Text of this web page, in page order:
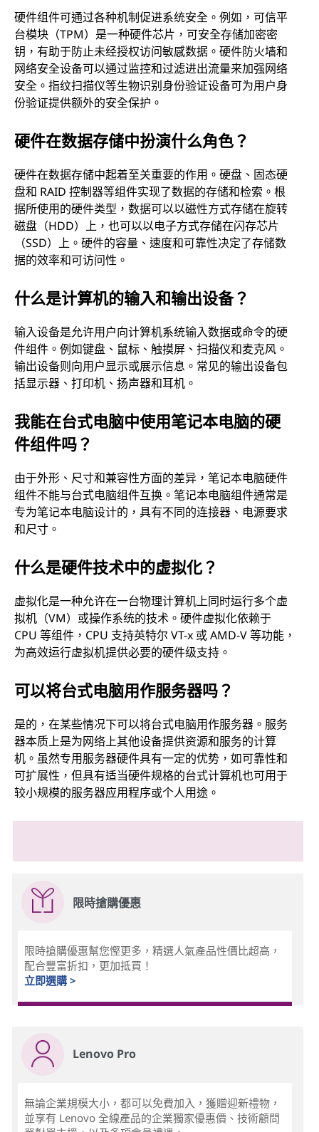
硬件组件可通过各种机制促进系统安全。例如，可信平
台模块（TPM）是一种硬件芯片，可安全存储加密密
钥，有助于防止未经授权访问敏感数据。硬件防火墙和
网络安全设备可以通过监控和过滤进出流量来加强网络
安全。指纹扫描仪等生物识别身份验证设备可为用户身
份验证提供额外的安全保护。
硬件在数据存储中扮演什么角色？
硬件在数据存储中起着至关重要的作用。硬盘、固态硬
盘和 RAID 控制器等组件实现了数据的存储和检索。根
据所使用的硬件类型，数据可以以磁性方式存储在旋转
磁盘（HDD）上，也可以以电子方式存储在闪存芯片
（SSD）上。硬件的容量、速度和可靠性决定了存储数
据的效率和可访问性。
什么是计算机的输入和输出设备？
输入设备是允许用户向计算机系统输入数据或命令的硬
件组件。例如键盘、鼠标、触摸屏、扫描仪和麦克风。
输出设备则向用户显示或展示信息。常见的输出设备包
括显示器、打印机、扬声器和耳机。
我能在台式电脑中使用笔记本电脑的硬
件组件吗？
由于外形、尺寸和兼容性方面的差异，笔记本电脑硬件
组件不能与台式电脑组件互换。笔记本电脑组件通常是
专为笔记本电脑设计的，具有不同的连接器、电源要求
和尺寸。
什么是硬件技术中的虚拟化？
虚拟化是一种允许在一台物理计算机上同时运行多个虚
拟机（VM）或操作系统的技术。硬件虚拟化依赖于
CPU 等组件，CPU 支持英特尔 VT-x 或 AMD-V 等功能，
为高效运行虚拟机提供必要的硬件级支持。
可以将台式电脑用作服务器吗？
是的，在某些情况下可以将台式电脑用作服务器。服务
器本质上是为网络上其他设备提供资源和服务的计算
机。虽然专用服务器硬件具有一定的优势，如可靠性和
可扩展性，但具有适当硬件规格的台式计算机也可用于
较小规模的服务器应用程序或个人用途。
限時搶購優惠
限時搶購優惠幫您慳更多，精選人氣產品性價比超高，
配合豐富折扣，更加抵買！
立即選購 >
Lenovo Pro
無論企業規模大小，都可以免費加入，獲贈迎新禮物，
並享有 Lenovo 全線產品的企業獨家優惠價、技術顧問